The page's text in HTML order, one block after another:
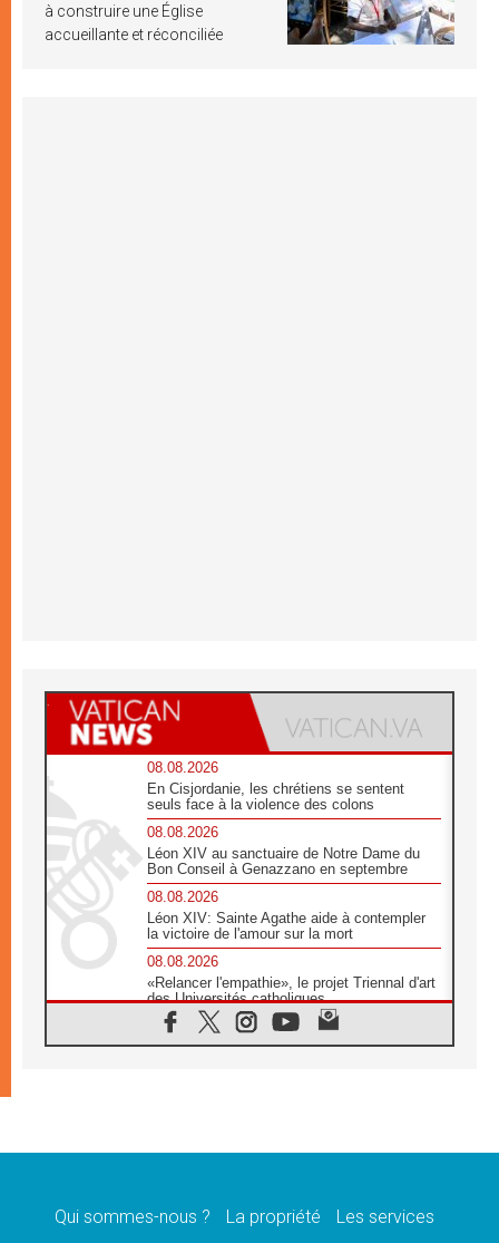
à construire une Église
accueillante et réconciliée
08.08.2026
En Cisjordanie, les chrétiens se sentent
seuls face à la violence des colons
08.08.2026
Léon XIV au sanctuaire de Notre Dame du
Bon Conseil à Genazzano en septembre
08.08.2026
Léon XIV: Sainte Agathe aide à contempler
la victoire de l'amour sur la mort
08.08.2026
«Relancer l'empathie», le projet Triennal d'art
des Universités catholiques
08.08.2026
Signis 2026, donner la parole aux religieuses
07.08.2026
07.08.2026
Qui sommes-nous ? La propriété Les services